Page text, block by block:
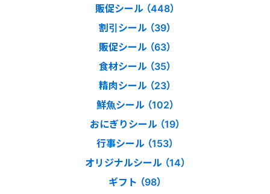
販促シール （448）
割引シール （39）
販促シール （63）
食材シール （35）
精肉シール （23）
鮮魚シール （102）
おにぎりシール （19）
行事シール （153）
オリジナルシール （14）
ギフト （98）